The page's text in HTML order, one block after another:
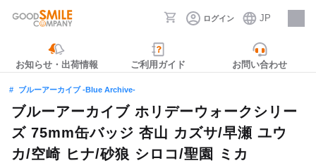
ログイン JP
採用情報
お知らせ・出荷情報 ご利用ガイド お問い合わせ
ブルーアーカイブ -Blue Archive-
ブルーアーカイブ ホリデーウォークシリー
ズ 75mm缶バッジ 杏山 カズサ/早瀬 ユウ
カ/空崎 ヒナ/砂狼 シロコ/聖園 ミカ